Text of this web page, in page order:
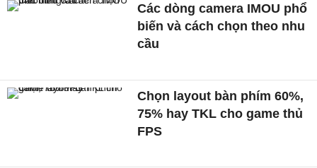
Các dòng camera IMOU phổ
biến và cách chọn theo nhu
cầu
Chọn layout bàn phím 60%,
75% hay TKL cho game thủ
FPS